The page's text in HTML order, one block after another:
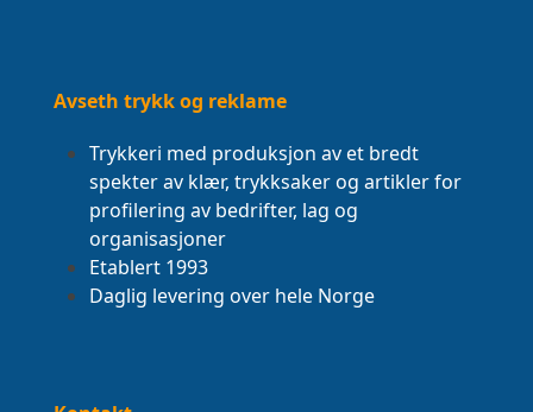
Avseth trykk og reklame
Trykkeri med produksjon av et bredt
spekter av klær, trykksaker og artikler for
profilering av bedrifter, lag og
organisasjoner
Etablert 1993
Daglig levering over hele Norge